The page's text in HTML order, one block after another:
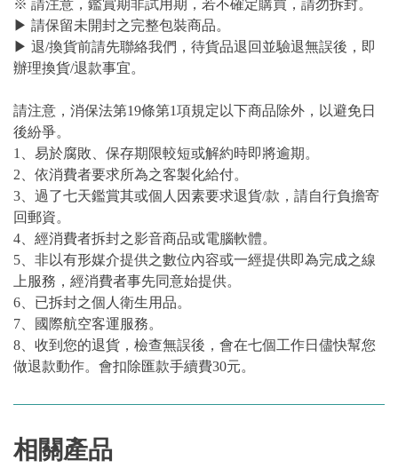
※ 請注意，鑑賞期非試用期，若不確定購買，請勿拆封。
▶ 請保留未開封之完整包裝商品。
▶ 退/換貨前請先聯絡我們，待貨品退回並驗退無誤後，即
辦理換貨/退款事宜。
請注意，消保法第19條第1項規定以下商品除外，以避免日
後紛爭。
1、易於腐敗、保存期限較短或解約時即將逾期。
2、依消費者要求所為之客製化給付。
3、過了七天鑑賞其或個人因素要求退貨/款，請自行負擔寄
回郵資。
4、經消費者拆封之影音商品或電腦軟體。
5、非以有形媒介提供之數位內容或一經提供即為完成之線
上服務，經消費者事先同意始提供。
6、已拆封之個人衛生用品。
7、國際航空客運服務。
8、收到您的退貨，檢查無誤後，會在七個工作日儘快幫您
做退款動作。會扣除匯款手續費30元。
相關產品